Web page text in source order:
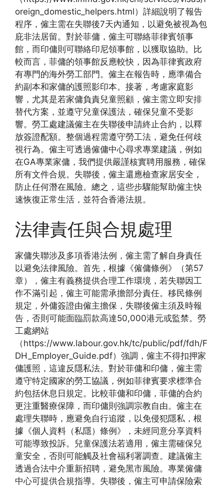
oreign_domestic_helpers.html）詳細說明了報告
程序，僱主需在失聯後7天內通知，以避免被視為包
庇非法居留。對於菲傭，僱主可聯絡菲律賓領事
館，而印傭則可聯絡印尼領事館，以獲取協助。比
較而言，菲傭的領事館反應較快，因為菲律賓政府
有專門的海外勞工部門。僱主在報告時，應準備合
約副本和家傭的護照影印本。接著，考慮家庭影
響，尤其是若家傭負責兒童照顧，僱主需立即安排
替代方案，並遵守兒童保護法，確保兒童不受影
響。勞工處建議僱主在失聯後申請終止合約，以釋
放簽證配額。整個過程需遵守勞工法，避免任何歧
視行為。僱主可透過僱傭中心尋求專業建議，例如
在GA專業家傭，我們提供嚴謹核實聘用服務，確保
所有文件合規。失聯後，僱主還應檢查家居安全，
防止任何潛在風險。總之，這些步驟能幫助僱主快
速恢復正常生活，並符合香港法規。
法律責任與合規處理
家傭失聯涉及多項香港法例，僱主需了解自身責任
以避免法律風險。首先，根據《僱傭條例》（第57
章），僱主有義務提供合理工作環境，若失聯因工
作不滿引起，僱主可能需承擔部分責任。移民條例
規定，外傭簽證由僱主擔保，失聯後僱主須及時報
告，否則可能面臨罰款高達50,000港元或監禁。勞
工處網站
（https://www.labour.gov.hk/tc/public/pdf/fdh/F
DH_Employer_Guide.pdf）強調，僱主不得扣押家
傭護照，這違反隱私法。對於菲傭和印傭，僱主需
遵守特定國家的勞工協議，例如菲律賓要求標準合
約包括休息日規定。比較菲傭和印傭，菲傭的合約
更注重醫療保障，而印傭則強調宗教自由。僱主在
處理失聯時，應避免自行追蹤，以免侵犯隱私，根
據《個人資料（私隱）條例》，未經同意分享資料
可能導致投訴。兒童保護法若適用，僱主需確保兒
童安全，否則可能觸及社會福利署調查。建議僱主
透過合法中介重新招聘，避免黑市風險。專業僱傭
中心可提供合規指導。失聯後，僱主可申請保險索